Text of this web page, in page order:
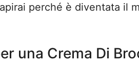
perché è diventata il
una Crema Di